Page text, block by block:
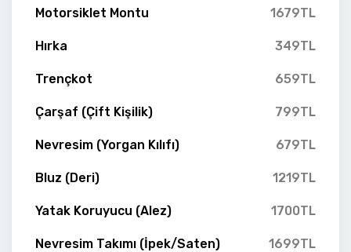
Motorsiklet Montu 1679TL
Hırka 349TL
Trençkot 659TL
Çarşaf (Çift Kişilik) 799TL
Nevresim (Yorgan Kılıfı) 679TL
Bluz (Deri) 1219TL
Yatak Koruyucu (Alez) 1700TL
Nevresim Takımı (İpek/Saten) 1699TL